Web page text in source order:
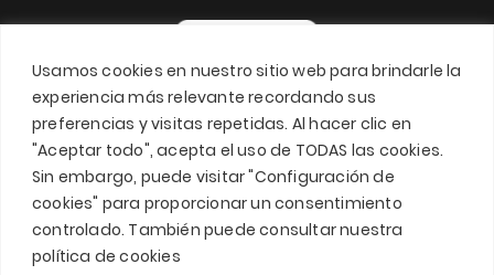
Usamos cookies en nuestro sitio web para brindarle la
experiencia más relevante recordando sus
preferencias y visitas repetidas. Al hacer clic en
"Aceptar todo", acepta el uso de TODAS las cookies.
Sin embargo, puede visitar "Configuración de
cookies" para proporcionar un consentimiento
controlado. También puede consultar nuestra
política de cookies